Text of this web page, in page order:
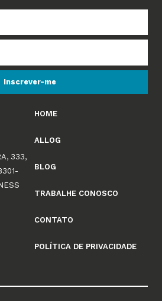
Inscrever-me
333,
HOME
ALLOG
BLOG
TRABALHE CONOSCO
CONTATO
POLÍTICA DE PRIVACIDADE